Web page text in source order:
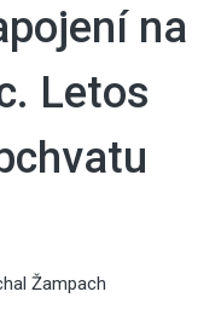
na
Letos
Žampach